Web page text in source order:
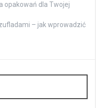
opakowań dla Twojej
– jak wprowadzić